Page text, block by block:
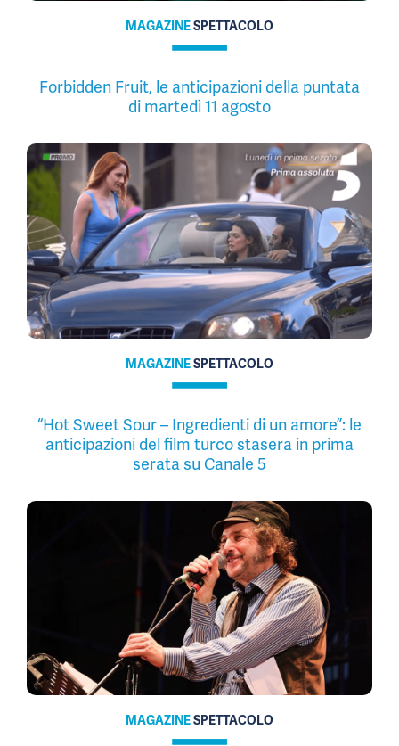
MAGAZINESPETTACOLO
Forbidden Fruit, le anticipazioni della puntata
di martedì 11 agosto
MAGAZINESPETTACOLO
“Hot Sweet Sour – Ingredienti di un amore”: le
anticipazioni del film turco stasera in prima
serata su Canale 5
MAGAZINESPETTACOLO